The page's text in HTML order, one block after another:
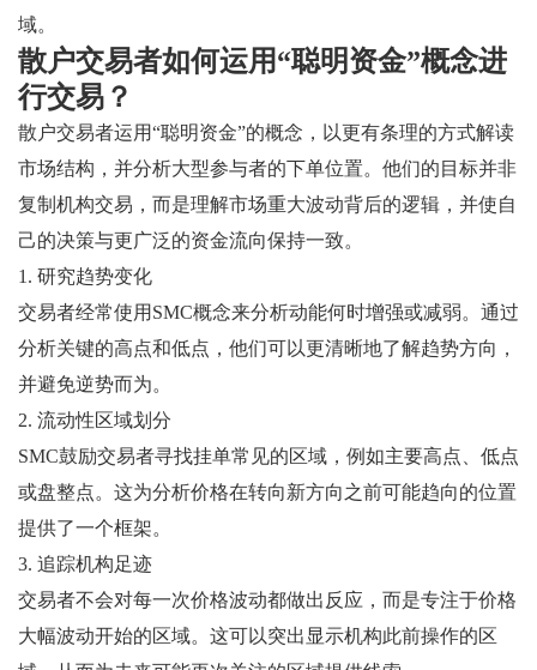
域。
散户交易者如何运用“聪明资金”概念进
行交易？
散户交易者运用“聪明资金”的概念，以更有条理的方式解读
市场结构，并分析大型参与者的下单位置。他们的目标并非
复制机构交易，而是理解市场重大波动背后的逻辑，并使自
己的决策与更广泛的资金流向保持一致。
1. 研究趋势变化
交易者经常使用SMC概念来分析动能何时增强或减弱。通过
分析关键的高点和低点，他们可以更清晰地了解趋势方向，
并避免逆势而为。
2. 流动性区域划分
SMC鼓励交易者寻找挂单常见的区域，例如主要高点、低点
或盘整点。这为分析价格在转向新方向之前可能趋向的位置
提供了一个框架。
3. 追踪机构足迹
交易者不会对每一次价格波动都做出反应，而是专注于价格
大幅波动开始的区域。这可以突出显示机构此前操作的区